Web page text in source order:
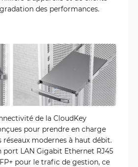
des performances.
de la CloudKey
pour prendre en charge
réseaux modernes à haut débit.
port LAN Gigabit Ethernet RJ45
pour le trafic de gestion, ce